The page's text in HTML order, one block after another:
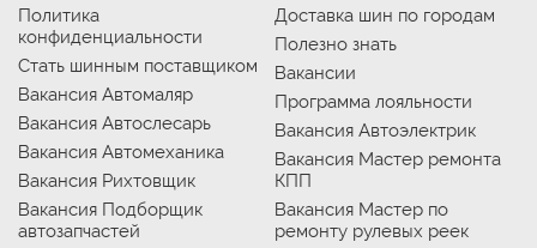
Политика
конфиденциальности
Стать шинным поставщиком
Вакансия Автомаляр
Вакансия Автослесарь
Вакансия Автомеханика
Вакансия Рихтовщик
Вакансия Подборщик
автозапчастей
Доставка шин по городам
Полезно знать
Вакансии
Программа лояльности
Вакансия Автоэлектрик
Вакансия Мастер ремонта
КПП
Вакансия Мастер по
ремонту рулевых реек